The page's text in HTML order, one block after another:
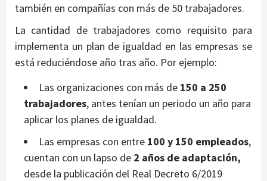
también en compañías con más de 50 trabajadores.
La cantidad de trabajadores como requisito para
implementa un plan de igualdad en las empresas se
está reduciéndose año tras año. Por ejemplo:
Las organizaciones con más de 150 a 250
trabajadores, antes tenían un periodo un año para
aplicar los planes de igualdad.
Las empresas con entre 100 y 150 empleados,
cuentan con un lapso de 2 años de adaptación,
desde la publicación del Real Decreto 6/2019